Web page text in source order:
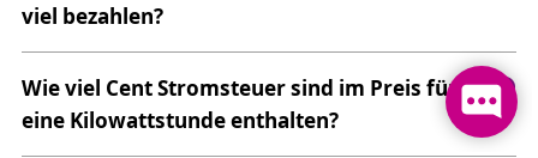
viel bezahlen?
Wie viel Cent Stromsteuer sind im Preis für
eine Kilowattstunde enthalten?